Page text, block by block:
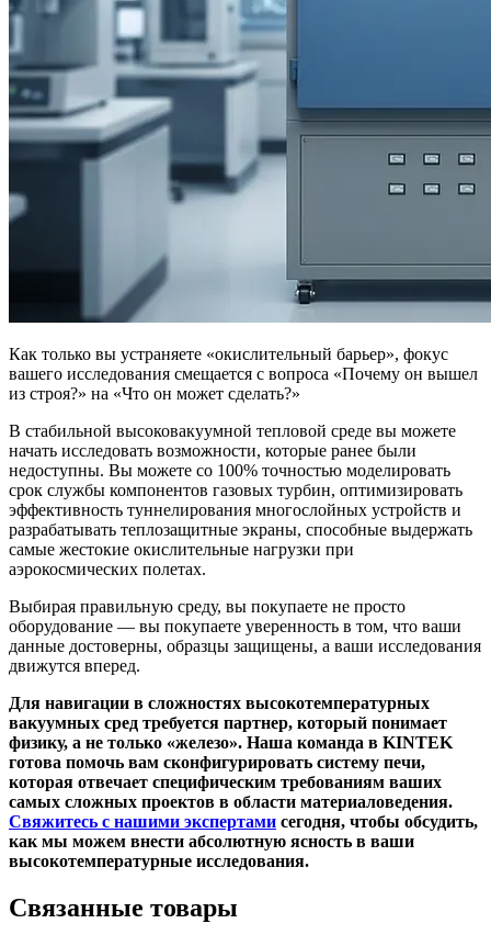
Как только вы устраняете «окислительный барьер», фокус
вашего исследования смещается с вопроса «Почему он вышел
из строя?» на «Что он может сделать?»
В стабильной высоковакуумной тепловой среде вы можете
начать исследовать возможности, которые ранее были
недоступны. Вы можете со 100% точностью моделировать
срок службы компонентов газовых турбин, оптимизировать
эффективность туннелирования многослойных устройств и
разрабатывать теплозащитные экраны, способные выдержать
самые жестокие окислительные нагрузки при
аэрокосмических полетах.
Выбирая правильную среду, вы покупаете не просто
оборудование — вы покупаете уверенность в том, что ваши
данные достоверны, образцы защищены, а ваши исследования
движутся вперед.
Для навигации в сложностях высокотемпературных
вакуумных сред требуется партнер, который понимает
физику, а не только «железо». Наша команда в KINTEK
готова помочь вам сконфигурировать систему печи,
которая отвечает специфическим требованиям ваших
самых сложных проектов в области материаловедения.
Свяжитесь с нашими экспертами сегодня, чтобы обсудить,
как мы можем внести абсолютную ясность в ваши
высокотемпературные исследования.
Связанные товары